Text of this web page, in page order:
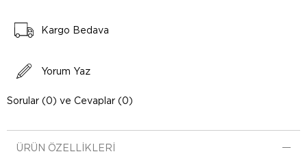
Kargo Bedava
Yorum Yaz
Sorular (0) ve Cevaplar (0)
ÜRÜN ÖZELLIKLERI